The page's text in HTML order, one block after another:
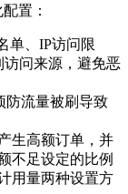
置：
单、IP访问限
问来源，避免恶
生高额订单，并
不足设定的比例
用量两种设置方